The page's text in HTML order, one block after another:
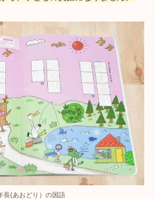
長(あおどり）の国語